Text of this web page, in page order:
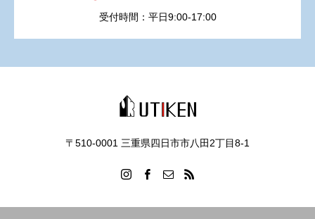
受付時間：平日9:00-17:00
〒510-0001 三重県四日市市八田2丁目8‐1